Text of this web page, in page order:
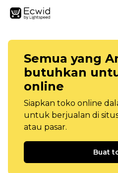
Semua yang
butuhkan
online
Siapkan toko online
untuk berjualan di situs
atau pasar.
Buat